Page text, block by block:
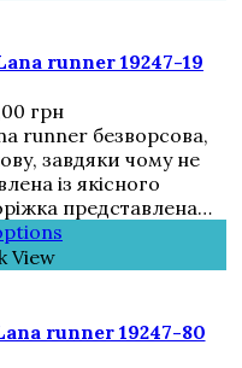
runner 19247-19
грн
runner безворсова,
завдяки чому не
із якісного
представлена…
View
runner 19247-80